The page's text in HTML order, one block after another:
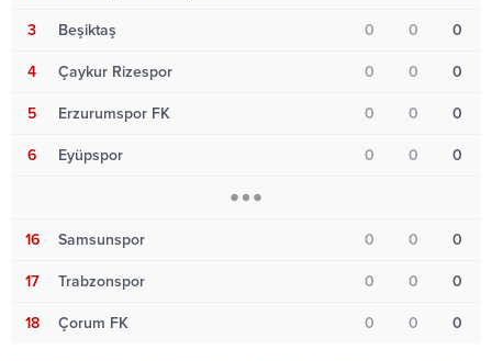
3 Beşiktaş 0 0 0
4 Çaykur Rizespor 0 0 0
5 Erzurumspor FK 0 0 0
6 Eyüpspor 0 0 0
16 Samsunspor 0 0 0
17 Trabzonspor 0 0 0
18 Çorum FK 0 0 0